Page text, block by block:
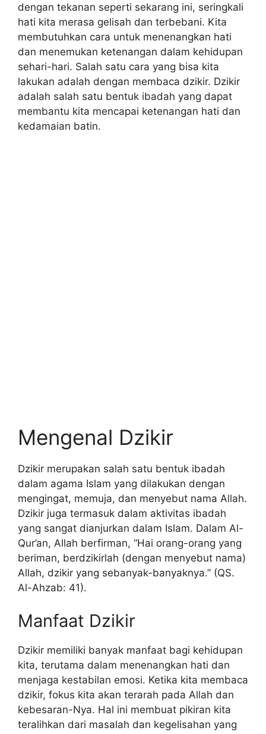
dengan tekanan seperti sekarang ini, seringkali
hati kita merasa gelisah dan terbebani. Kita
membutuhkan cara untuk menenangkan hati
dan menemukan ketenangan dalam kehidupan
sehari-hari. Salah satu cara yang bisa kita
lakukan adalah dengan membaca dzikir. Dzikir
adalah salah satu bentuk ibadah yang dapat
membantu kita mencapai ketenangan hati dan
kedamaian batin.
Mengenal Dzikir
Dzikir merupakan salah satu bentuk ibadah
dalam agama Islam yang dilakukan dengan
mengingat, memuja, dan menyebut nama Allah.
Dzikir juga termasuk dalam aktivitas ibadah
yang sangat dianjurkan dalam Islam. Dalam Al-
Qur’an, Allah berfirman, “Hai orang-orang yang
beriman, berdzikirlah (dengan menyebut nama)
Allah, dzikir yang sebanyak-banyaknya.” (QS.
Al-Ahzab: 41).
Manfaat Dzikir
Dzikir memiliki banyak manfaat bagi kehidupan
kita, terutama dalam menenangkan hati dan
menjaga kestabilan emosi. Ketika kita membaca
dzikir, fokus kita akan terarah pada Allah dan
kebesaran-Nya. Hal ini membuat pikiran kita
teralihkan dari masalah dan kegelisahan yang